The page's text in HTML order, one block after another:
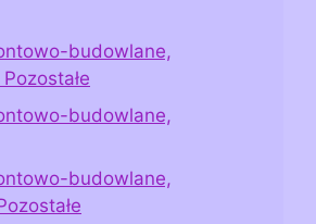
budowlane,
budowlane,
budowlane,